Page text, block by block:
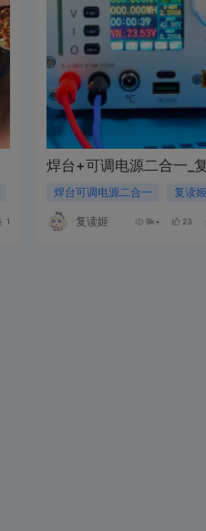
1
焊台+可调电源二合一_
焊台可调电源二合一 复读姬
复读姬 9k+ 23